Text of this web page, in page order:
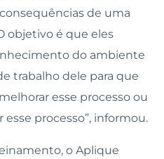
de uma
objetivo é que eles
do ambiente
trabalho dele para que
esse processo ou
processo”, informou.
o Aplique